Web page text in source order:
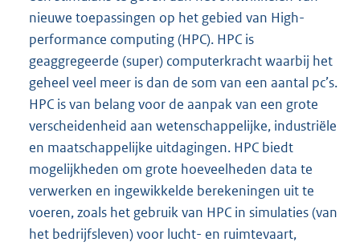
nieuwe toepassingen op het gebied van High-
performance computing (HPC). HPC is
geaggregeerde (super) computerkracht waarbij het
geheel veel meer is dan de som van een aantal pc’s.
HPC is van belang voor de aanpak van een grote
verscheidenheid aan wetenschappelijke, industriële
en maatschappelijke uitdagingen. HPC biedt
mogelijkheden om grote hoeveelheden data te
verwerken en ingewikkelde berekeningen uit te
voeren, zoals het gebruik van HPC in simulaties (van
het bedrijfsleven) voor lucht- en ruimtevaart,